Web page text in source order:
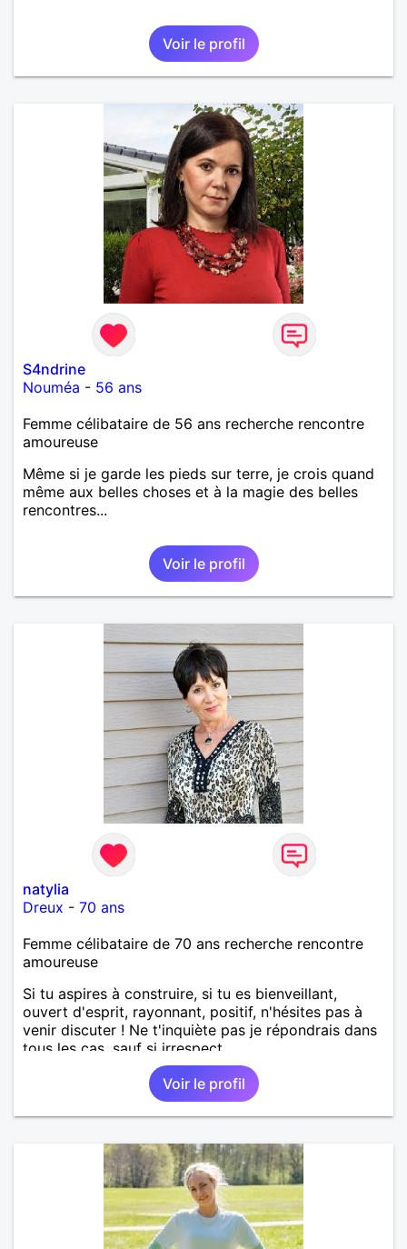
Voir le profil
S4ndrine
Nouméa - 56 ans
Femme célibataire de 56 ans recherche rencontre
amoureuse
Même si je garde les pieds sur terre, je crois quand
même aux belles choses et à la magie des belles
rencontres...
Voir le profil
natylia
Dreux - 70 ans
Femme célibataire de 70 ans recherche rencontre
amoureuse
Si tu aspires à construire, si tu es bienveillant,
ouvert d'esprit, rayonnant, positif, n'hésites pas à
venir discuter ! Ne t'inquiète pas je répondrais dans
tous les cas, sauf si irrespect.
Voir le profil